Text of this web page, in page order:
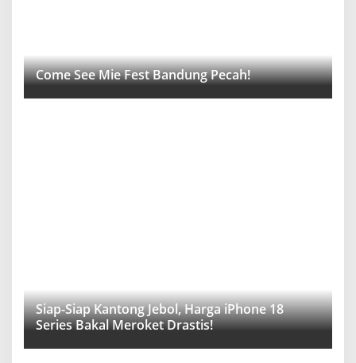
Come See Mie Fest Bandung Pecah!
Siap-Siap Kantong Jebol, Harga iPhone 18
Series Bakal Meroket Drastis!